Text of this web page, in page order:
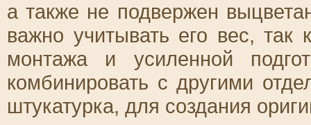
а также не подвержен
важно учитывать его вес, так
монтажа и усиленной
комбинировать с другими
штукатурка, для создания